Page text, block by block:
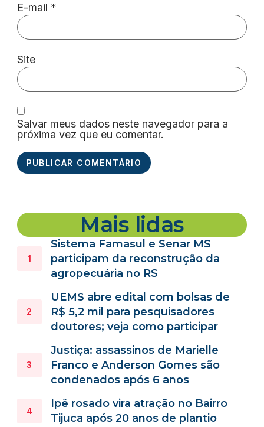
E-mail *
Site
Salvar meus dados neste navegador para a
próxima vez que eu comentar.
Mais lidas
Sistema Famasul e Senar MS
participam da reconstrução da
agropecuária no RS
UEMS abre edital com bolsas de
R$ 5,2 mil para pesquisadores
doutores; veja como participar
Justiça: assassinos de Marielle
Franco e Anderson Gomes são
condenados após 6 anos
Ipê rosado vira atração no Bairro
Tijuca após 20 anos de plantio